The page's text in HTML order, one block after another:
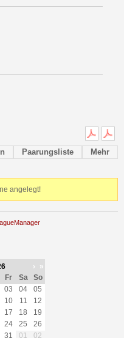
Paarungsliste Mehr
angelegt!
›
»
Fr Sa
So
03 04
05
10 11
12
17 18
19
24 25
26
31 01 02